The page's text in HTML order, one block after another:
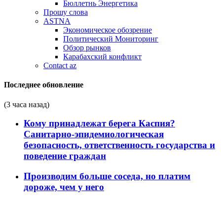
Бюллетнь Энергетика
Прошу слова
ASTNA
Экономическое обозрение
Политический Мониторинг
Обзор рынков
Карабахский конфликт
Contact az
Последнее обновление
(3 часа назад)
Кому принадлежат берега Каспия?
Санитарно-эпидемиологическая
безопасность, ответственность государства и
поведение граждан
Производим больше соседа, но платим
дороже, чем у него